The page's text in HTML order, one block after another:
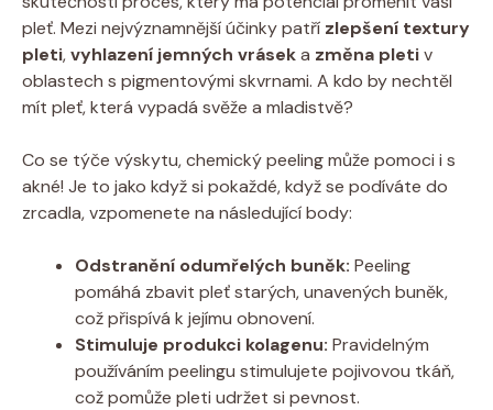
pleť. Mezi nejvýznamnější ​účinky patří zlepšení textury
pleti,vyhlazení jemných vráseka změna pletiv
oblastech s pigmentovými skvrnami. A⁢ kdo ‍by nechtěl
mít​ pleť, která vypadá svěže a mladistvě?
Co se týče ‍výskytu, ‌chemický peeling může pomoci i‌ s
akné! Je to jako když si pokaždé, když se podíváte do
zrcadla, vzpomenete na následující body:
Odstranění odumřelých buněk: Peeling
pomáhá zbavit pleť starých, unavených buněk,
což přispívá k ​jejímu obnovení.
Stimuluje produkci kolagenu: Pravidelným
používáním peelingu⁣ stimulujete pojivovou tkáň,
což pomůže pleti⁢ udržet si pevnost.